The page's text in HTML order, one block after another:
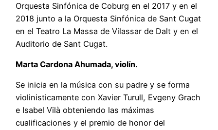
Orquesta Sinfónica de Coburg en el 2017 y en el
2018 junto a la Orquesta Sinfónica de Sant Cugat
en el Teatro La Massa de Vilassar de Dalt y en el
Auditorio de Sant Cugat.
Marta Cardona Ahumada, violín.
Se inicia en la música con su padre y se forma
violinisticamente con Xavier Turull, Evgeny Grach
e Isabel Vilà obteniendo las máximas
cualificaciones y el premio de honor del